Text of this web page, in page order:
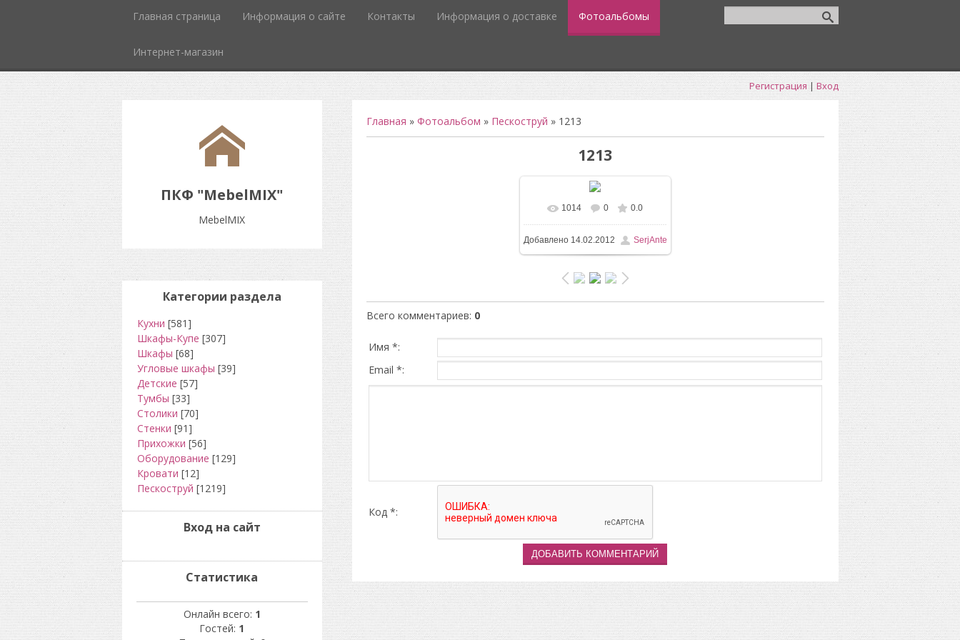
Главная страница Информация о сайте Контакты Информация о доставке Фотоальбомы
Интернет-магазин
Регистрация | Вход
ПКФ "MebelMIX"
MebelMIX
Главная » Фотоальбом » Пескоструй » 1213
1213
В реальном размере
552x785/ 124.1Kb
1014 0 0.0
Добавлено14.02.2012 SerjAnte
Всего комментариев: 0
Имя *:
Email *:
Код *:
Категории раздела
Кухни [581]
Шкафы-Купе [307]
Шкафы [68]
Угловые шкафы [39]
Детские [57]
Тумбы [33]
Столики [70]
Стенки [91]
Прихожки [56]
Оборудование [129]
Кровати [12]
Пескоструй [1219]
Вход на сайт
Статистика
Онлайн всего: 1
Гостей: 1